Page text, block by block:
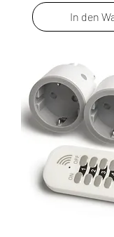
In den